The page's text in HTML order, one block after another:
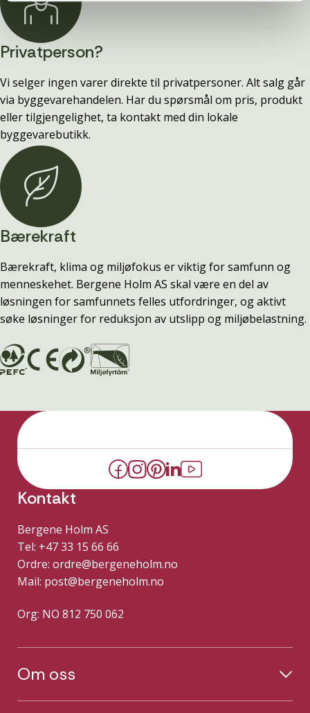
Privatperson?
Vi selger ingen varer direkte til privatpersoner. Alt salg går
via byggevarehandelen. Har du spørsmål om pris, produkt
eller tilgjengelighet, ta kontakt med din lokale
byggevarebutikk.
Bærekraft
Bærekraft, klima og miljøfokus er viktig for samfunn og
menneskehet. Bergene Holm AS skal være en del av
løsningen for samfunnets felles utfordringer, og aktivt
søke løsninger for reduksjon av utslipp og miljøbelastning.
Kontakt
Bergene Holm AS
Tel: +47 33 15 66 66
Ordre: ordre@bergeneholm.no
Mail: post@bergeneholm.no
Org: NO 812 750 062
Om oss